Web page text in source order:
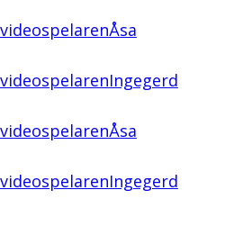
Åsa
Ingegerd
Åsa
Ingegerd